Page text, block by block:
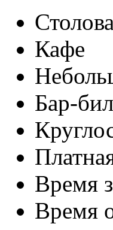
Кафе
Бар-
Время
Время